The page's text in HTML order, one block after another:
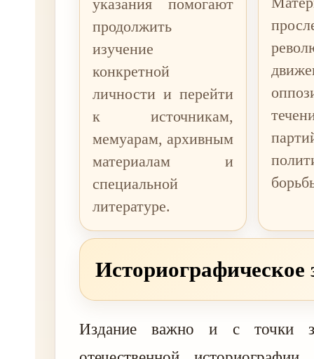
указания помогают
продолжить
изучение
конкретной
личности и перейти
к источникам,
мемуарам, архивным
материалам и
специальной
литературе.
Историографическое
Издание важно и с точки